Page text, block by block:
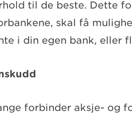
til de beste. Dette
skal få
i din egen bank, eller
forbinder aksje- og